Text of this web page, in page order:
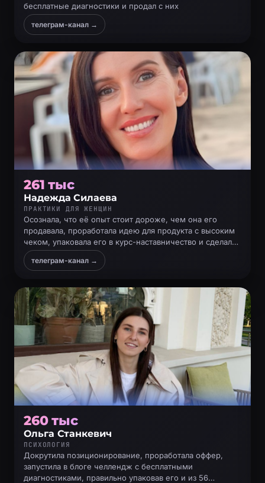
бесплатные диагностики и продал с них
телеграм-канал →
261 тыс
Надежда Силаева
ПРАКТИКИ ДЛЯ ЖЕНЩИН
Осознала, что её опыт стоит дороже, чем она его
продавала, проработала идею для продукта с высоким
чеком, упаковала его в курс-наставничество и сделал
запуск по базе
телеграм-канал →
260 тыс
Ольга Станкевич
ПСИХОЛОГИЯ
Докрутила позиционирование, проработала оффер,
запустила в блоге челлендж с бесплатными
диагностиками, правильно упаковав его и из 56